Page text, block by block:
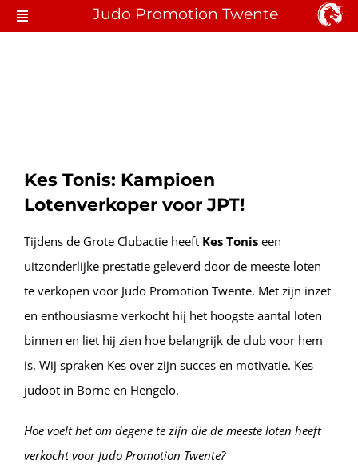
naar
Toggle
Over JPT
Contact
Judo Promotion Twente
Kes Tonis: Kampioen
Lotenverkoper voor JPT!
Tijdens de Grote Clubactie heeft Kes Tonis een
uitzonderlijke prestatie geleverd door de meeste loten
te verkopen voor Judo Promotion Twente. Met zijn inzet
en enthousiasme verkocht hij het hoogste aantal loten
binnen en liet hij zien hoe belangrijk de club voor hem
is. Wij spraken Kes over zijn succes en motivatie. Kes
judootin Borne en Hengelo.
Hoe voelt het om degene te zijn die de meeste loten heeft
verkocht voor Judo Promotion Twente?